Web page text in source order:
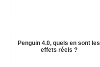
Penguin 4.0, quels en sont les
effets réels ?